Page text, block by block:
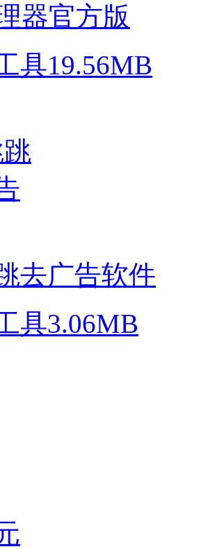
器官方版
具19.56MB
去广告软件
具3.06MB